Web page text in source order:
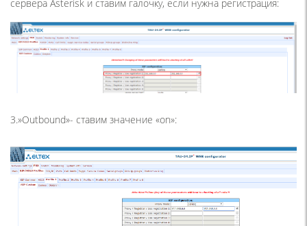
сервера Asterisk и ставим галочку, если нужна регистрация:
3.»Outbound»- ставим значение «on»: